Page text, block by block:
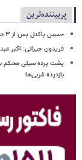
پربیننده‌ترین
حسین پاکدل پس از ۳ دهه به اجرا بازمی‌گردد؛ آغاز دوباره «هزار داستان»
فریدون جیرانی: اکبر
پشت پرده سیلی محکم
بازدید» غربی‌ها